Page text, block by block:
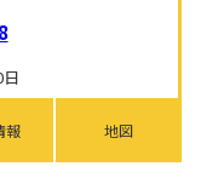
報 地図